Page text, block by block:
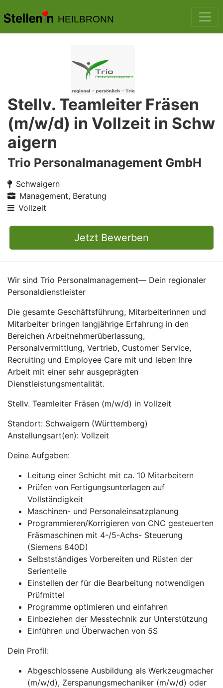
HEILBRONN
Stellv. Teamleiter Fräsen
(m/w/d) in Vollzeit in Schw
aigern
Trio Personalmanagement GmbH
Schwaigern
Management, Beratung
Vollzeit
Jetzt Bewerben
Wir sind Trio Personalmanagement— Dein regionaler
Personaldienstleister
Die gesamte Geschäftsführung, Mitarbeiterinnen und
Mitarbeiter bringen langjährige Erfahrung in den
Bereichen Arbeitnehmerüberlassung,
Personalvermittlung, Vertrieb, Customer Service,
Recruiting und Employee Care mit und leben Ihre
Arbeit mit einer sehr ausgeprägten
Dienstleistungsmentalität.
Stellv. Teamleiter Fräsen (m/w/d) in Vollzeit
Standort: Schwaigern (Württemberg)
Anstellungsart(en): Vollzeit
Deine Aufgaben:
Leitung einer Schicht mit ca. 10 Mitarbeitern
Prüfen von Fertigungsunterlagen auf
Vollständigkeit
Maschinen- und Personaleinsatzplanung
Programmieren/Korrigieren von CNC gesteuerten
Fräsmaschinen mit 4-/5-Achs- Steuerung
(Siemens 840D)
Selbstständiges Vorbereiten und Rüsten der
Serienteile
Einstellen der für die Bearbeitung notwendigen
Prüfmittel
Programme optimieren und einfahren
Einbeziehen der Messtechnik zur Unterstützung
Einführen und Überwachen von 5S
Dein Profil:
Abgeschlossene Ausbildung als Werkzeugmacher
(m/w/d), Zerspanungsmechaniker (m/w/d) oder